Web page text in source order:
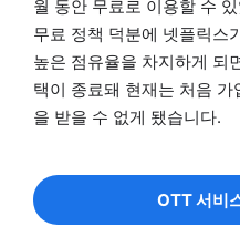
월 동안 무료로 이용할 수
무료 정책 덕분에 넷플릭스
높은 점유율을 차지하게 되
택이 종료돼 현재는 처음
을 받을 수 없게 됐습니다.
OTT 서비